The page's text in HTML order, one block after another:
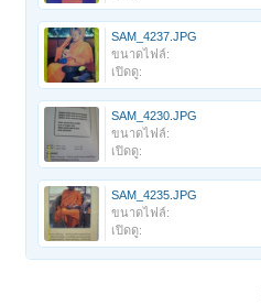
SAM_4237.JPG
ขนาดไฟล์:
เปิดดู:
SAM_4230.JPG
ขนาดไฟล์:
เปิดดู:
SAM_4235.JPG
ขนาดไฟล์:
เปิดดู: